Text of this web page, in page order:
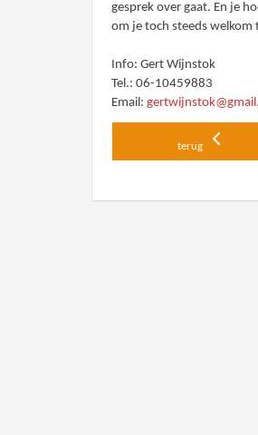
gesprek over gaat. En je
om je toch steeds welkom
Info: Gert Wijnstok
Tel.: 06-10459883
Email:
terug